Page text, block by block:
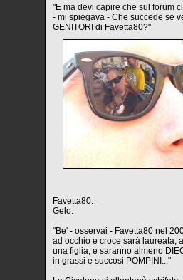
"E ma devi capire che sul forum
- mi spiegava - Che succede se
GENITORI di Favetta80?"
Favetta80.
Gelo.
"Be' - osservai - Favetta80 nel
ad occhio e croce sarà laureata,
una figlia, e saranno almeno
in grassi e succosi POMPINI..."